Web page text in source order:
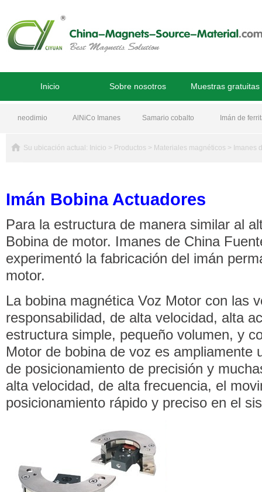
Inicio Sobre nosotros Muestras gratuitas
neodimio AlNiCo Imanes
Samario cobalto
Imán de
Su ubicación actual: Inicio > Productos > Materiales magnéticos > Imanes
Imán Bobina Actuadores
Para la estructura de manera similar al
Bobina de motor. Imanes de China
experimentó la fabricación del imán
motor.
La bobina magnética Voz Motor con las
responsabilidad, de alta velocidad, alta
estructura simple, pequeño volumen, y
Motor de bobina de voz es ampliamente
de posicionamiento de precisión y
alta velocidad, de alta frecuencia, el
posicionamiento rápido y preciso en el